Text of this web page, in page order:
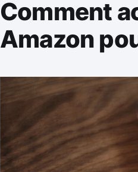
Comment
Amazon